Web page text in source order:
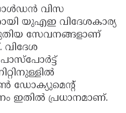
വിസ
യുഎഇ വിദേശകാര്യ
സേവനങ്ങളാണ്
വിദേശ
ഡോക്യുമെന്റ്
ഇതിൽ പ്രധാനമാണ്.